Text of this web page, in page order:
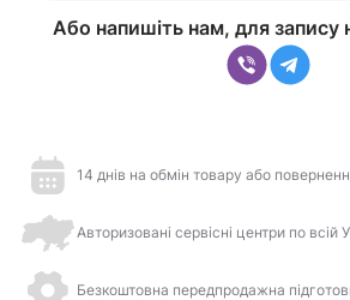
Або напишіть нам, для запису
14 днів на обмін товару або
Авторизовані сервісні центри по всій
Безкоштовна передпродажна